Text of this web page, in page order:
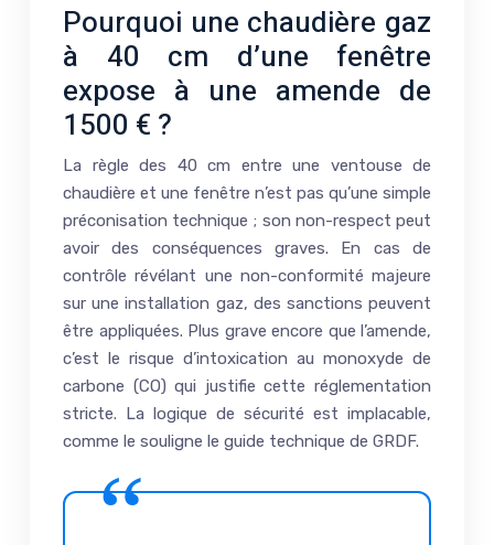
Pourquoi une chaudière gaz
à 40 cm d’une fenêtre
expose à une amende de
1500 € ?
La règle des 40 cm entre une ventouse de
chaudière et une fenêtre n’est pas qu’une simple
préconisation technique ; son non-respect peut
avoir des conséquences graves. En cas de
contrôle révélant une non-conformité majeure
sur une installation gaz, des sanctions peuvent
être appliquées. Plus grave encore que l’amende,
c’est le risque d’intoxication au monoxyde de
carbone (CO) qui justifie cette réglementation
stricte. La logique de sécurité est implacable,
comme le souligne le guide technique de GRDF.